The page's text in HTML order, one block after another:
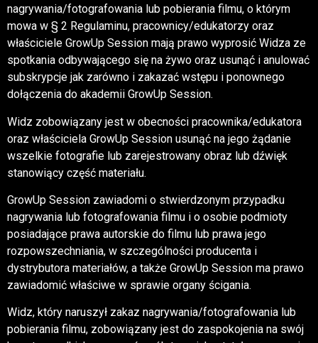
nagrywania/fotografowania lub pobierania filmu, o którym
mowa w § 2 Regulaminu, pracownicy/edukatorzy oraz
właściciele GrowUp Session mają prawo wyprosić Widza ze
spotkania odbywającego się na żywo oraz usunąć i anulować
subskrypcje jak zarówno i zakazać wstępu i ponownego
dołączenia do akademii GrowUp Session.
Widz zobowiązany jest w obecności pracownika/edukatora
oraz właściciela GrowUp Session usunąć na jego żądanie
wszelkie fotografie lub zarejestrowany obraz lub dźwięk
stanowiący część materiału.
GrowUp Session zawiadomi o stwierdzonym przypadku
nagrywania lub fotografowania filmu i o osobie podmioty
posiadające prawa autorskie do filmu lub prawa jego
rozpowszechniania, w szczególności producenta i
dystrybutora materiałów, a także GrowUp Session ma prawo
zawiadomić właściwe w sprawie organy ścigania.
Widz, który naruszył zakaz nagrywania/fotografowania lub
pobierania filmu, zobowiązany jest do zaspokojenia na swój